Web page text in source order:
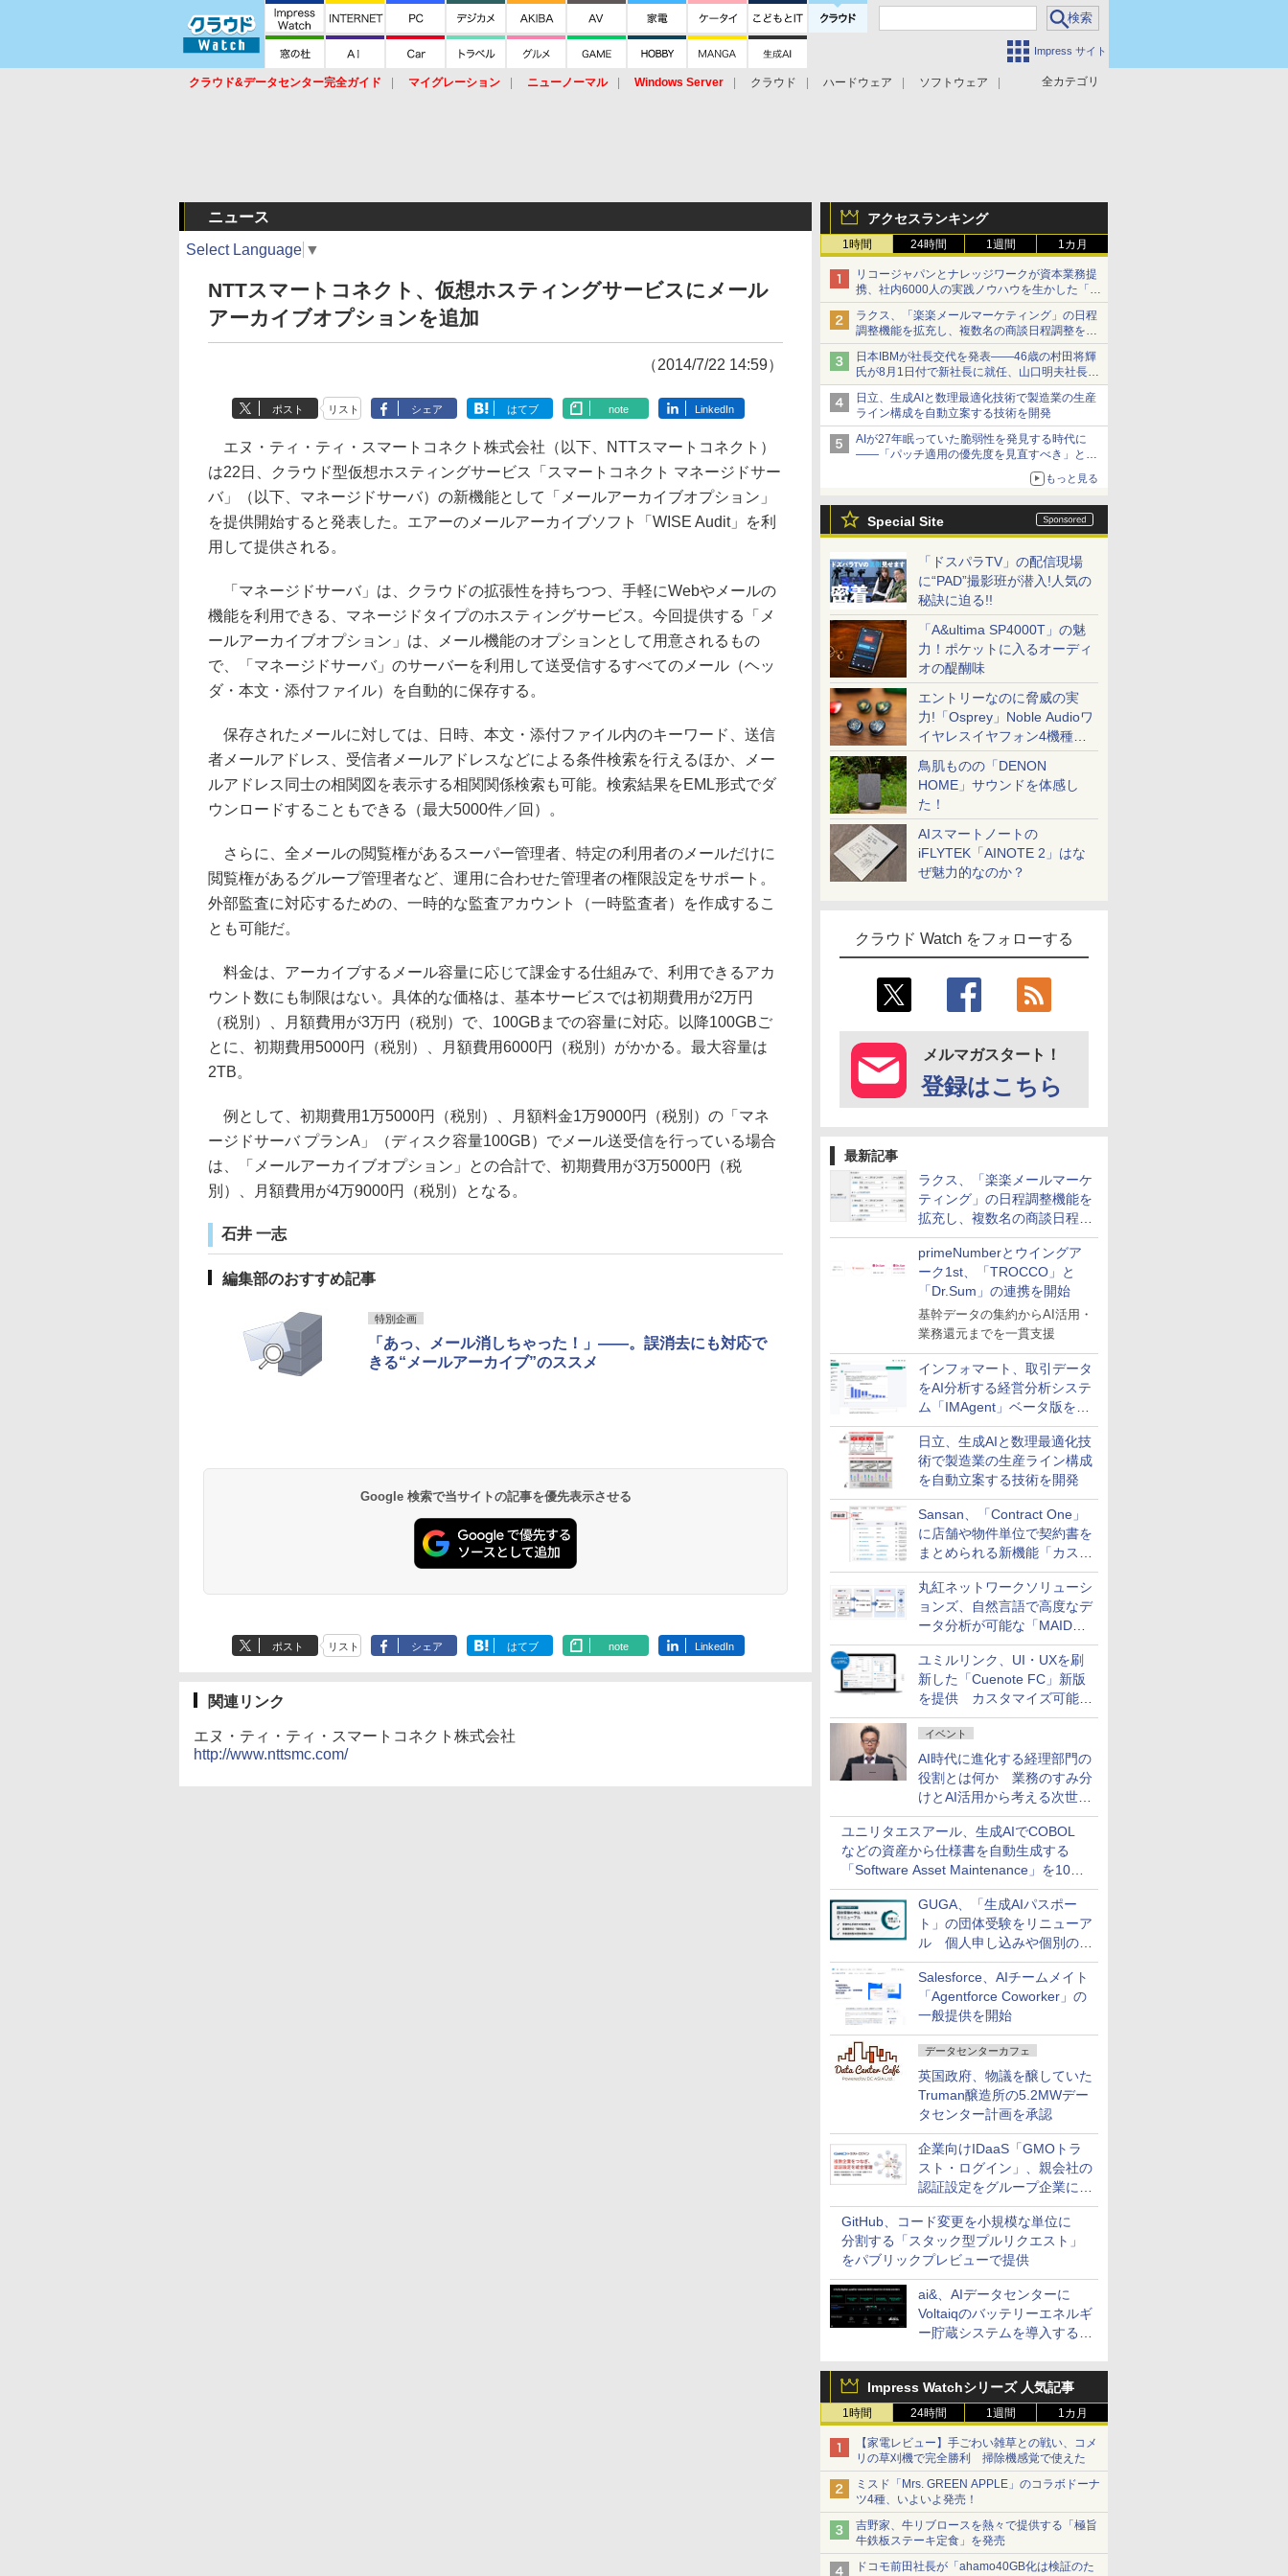
Impress サイト
全カテゴリ
クラウド&データセンター完全ガイド マイグレーション ニューノーマル Windows Server クラウド ハードウェア
ソフトウェア
アクセスランキング
1時間 24時間 1週間 1カ月
リコージャパンとナレッジワークが資本業務提
携、社内6000人の実践ノウハウを生かした「AI
商談記録 for RICOH」を展開へ
ラクス、「楽楽メールマーケティング」の日程
調整機能を拡充し、複数名の商談日程調整を効
率化
日本IBMが社長交代を発表――46歳の村田将輝
氏が8月1日付で新社長に就任、山口明夫社長は
会長へ
日立、生成AIと数理最適化技術で製造業の生産
ライン構成を自動立案する技術を開発
AIが27年眠っていた脆弱性を発見する時代に
――「パッチ適用の優先度を見直すべき」とセ
もっと見る
Special Site
「ドスパラTV」の配信現場
に“PAD”撮影班が潜入!人気の
秘訣に迫る!!
「A&ultima SP4000T」の魅
力！ポケットに入るオーディ
オの醍醐味
エントリーなのに脅威の実
力!「Osprey」Noble Audioワ
イヤレスイヤフォン4機種を
一気に聴く
鳥肌ものの「DENON
HOME」サウンドを体感し
た！
AIスマートノートの
iFLYTEK「AINOTE 2」はな
ぜ魅力的なのか？
クラウド Watch をフォローする
メルマガスタート！
登録はこちら
最新記事
ラクス、「楽楽メールマーケ
ティング」の日程調整機能を
拡充し、複数名の商談日程調
整を効率化
primeNumberとウイングア
ーク1st、「TROCCO」と
「Dr.Sum」の連携を開始
基幹データの集約からAI活用・
業務還元までを一貫支援
インフォマート、取引データ
をAI分析する経営分析システ
ム「IMAgent」ベータ版を提
供
日立、生成AIと数理最適化技
術で製造業の生産ライン構成
を自動立案する技術を開発
Sansan、「Contract One」
に店舗や物件単位で契約書を
まとめられる新機能「カスタ
ム契約ツリー」を追加
丸紅ネットワークソリューシ
ョンズ、自然言語で高度なデ
ータ分析が可能な「MAIDOA
AI ASSIST」を9月より提供
ユミルリンク、UI・UXを刷
新した「Cuenote FC」新版
を提供 カスタマイズ可能な
ダッシュボード画面を搭載
イベント
AI時代に進化する経理部門の
役割とは何か 業務のすみ分
けとAI活用から考える次世代
ファイナンス戦略
ユニリタエスアール、生成AIでCOBOL
などの資産から仕様書を自動生成する
「Software Asset Maintenance」を10月
に発売
GUGA、「生成AIパスポー
ト」の団体受験をリニューア
ル 個人申し込みや個別の支
払いなどに対応
Salesforce、AIチームメイト
「Agentforce Coworker」の
一般提供を開始
データセンターカフェ
英国政府、物議を醸していた
Truman醸造所の5.2MWデー
タセンター計画を承認
企業向けIDaaS「GMOトラ
スト・ログイン」、親会社の
認証設定をグループ企業に展
開できる新機能を提供
GitHub、コード変更を小規模な単位に
分割する「スタック型プルリクエスト」
をパブリックプレビューで提供
ai&、AIデータセンターに
Voltaiqのバッテリーエネルギ
ー貯蔵システムを導入する計
Impress Watchシリーズ 人気記事
1時間 24時間 1週間 1カ月
【家電レビュー】手ごわい雑草との戦い、コメ
リの草刈機で完全勝利 掃除機感覚で使えた
ミスド「Mrs. GREEN APPLE」のコラボドーナ
ツ4種、いよいよ発売！
吉野家、牛リブロースを熱々で提供する「極旨
牛鉄板ステーキ定食」を発売
ドコモ前田社長が「ahamo40GB化は検証のた
ニュース
Select Language ▼
NTTスマートコネクト、仮想ホスティングサービスにメール
アーカイブオプションを追加
（2014/7/22 14:59）
ポスト リスト シェア はてブ note LinkedIn
エヌ・ティ・ティ・スマートコネクト株式会社（以下、NTTスマートコネクト）
は22日、クラウド型仮想ホスティングサービス「スマートコネクト マネージドサー
バ」（以下、マネージドサーバ）の新機能として「メールアーカイブオプション」
を提供開始すると発表した。エアーのメールアーカイブソフト「WISE Audit」を利
用して提供される。
「マネージドサーバ」は、クラウドの拡張性を持ちつつ、手軽にWebやメールの
機能を利用できる、マネージドタイプのホスティングサービス。今回提供する「メ
ールアーカイブオプション」は、メール機能のオプションとして用意されるもの
で、「マネージドサーバ」のサーバーを利用して送受信するすべてのメール（ヘッ
ダ・本文・添付ファイル）を自動的に保存する。
保存されたメールに対しては、日時、本文・添付ファイル内のキーワード、送信
者メールアドレス、受信者メールアドレスなどによる条件検索を行えるほか、メー
ルアドレス同士の相関図を表示する相関関係検索も可能。検索結果をEML形式でダ
ウンロードすることもできる（最大5000件／回）。
さらに、全メールの閲覧権があるスーパー管理者、特定の利用者のメールだけに
閲覧権があるグループ管理者など、運用に合わせた管理者の権限設定をサポート。
外部監査に対応するための、一時的な監査アカウント（一時監査者）を作成するこ
とも可能だ。
料金は、アーカイブするメール容量に応じて課金する仕組みで、利用できるアカ
ウント数にも制限はない。具体的な価格は、基本サービスでは初期費用が2万円
（税別）、月額費用が3万円（税別）で、100GBまでの容量に対応。以降100GBご
とに、初期費用5000円（税別）、月額費用6000円（税別）がかかる。最大容量は
2TB。
例として、初期費用1万5000円（税別）、月額料金1万9000円（税別）の「マネ
ージドサーバ プランA」（ディスク容量100GB）でメール送受信を行っている場合
は、「メールアーカイブオプション」との合計で、初期費用が3万5000円（税
別）、月額費用が4万9000円（税別）となる。
石井 一志
編集部のおすすめ記事
特別企画
「あっ、メール消しちゃった！」――。誤消去にも対応で
きる“メールアーカイブ”のススメ
Google 検索で当サイトの記事を優先表示させる
ポスト リスト シェア はてブ note LinkedIn
関連リンク
エヌ・ティ・ティ・スマートコネクト株式会社
http://www.nttsmc.com/